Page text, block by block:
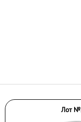
Лот